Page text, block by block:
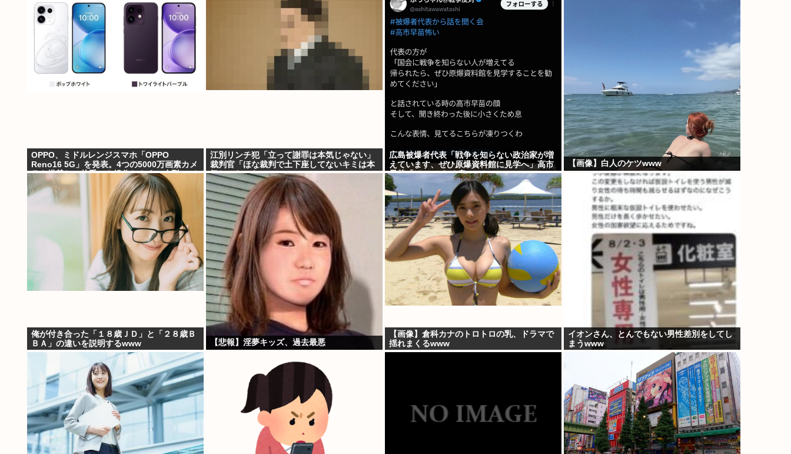
OPPO、ミドルレンジスマホ「OPPO
Reno16 5G」を発表。4つの5000万画素カメ
ラを搭載し、片手でも操作しやすい小型モデ
ルに
江別リンチ犯「立って謝罪は本気じゃない」
裁判官「ほな裁判で土下座してないキミは本
気じゃないな」
広島被爆者代表「戦争を知らない政治家が増
えています、ぜひ原爆資料館に見学へ」高市
早苗「はぁ…(ため息)」ジロッ
【画像】白人のケツwww
俺が付き合った「１８歳ＪＤ」と「２８歳Ｂ
ＢＡ」の違いを説明するwww
【悲報】淫夢キッズ、過去最悪
【画像】倉科カナのトロトロの乳、ドラマで
揺れまくるwww
イオンさん、とんでもない男性差別をしてし
まうwww